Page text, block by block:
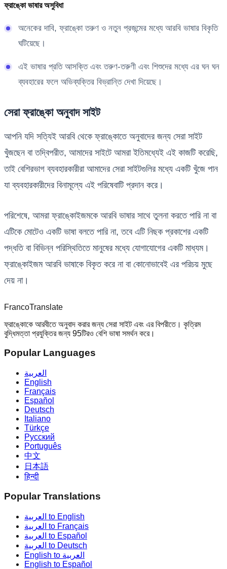
ফ্রাঙ্কো ভাষার অসুবিধা
অনেকের দাবি, ফ্রাঙ্কো তরুণ ও নতুন প্রজন্মের মধ্যে আরবি ভাষার বিকৃতি
ঘটিয়েছে।
এই ভাষার প্রতি আসক্তি এবং তরুণ-তরুণী এবং শিশুদের মধ্যে এর ঘন ঘন
ব্যবহারের ফলে অভিব্যক্তির বিভ্রান্তি দেখা দিয়েছে।
সেরা ফ্রাঙ্কো অনুবাদ সাইট
আপনি যদি সত্যিই আরবি থেকে ফ্রাঙ্কোতে অনুবাদের জন্য সেরা সাইট
খুঁজছেন বা তদ্বিপরীত, আমাদের সাইটে আমরা ইতিমধ্যেই এই কাজটি করেছি,
তাই বেশিরভাগ ব্যবহারকারীরা আমাদের সেরা সাইটগুলির মধ্যে একটি খুঁজে পান
যা ব্যবহারকারীদের বিনামূল্যে এই পরিষেবাটি প্রদান করে।
পরিশেষে, আমরা ফ্রাঙ্কোইজমকে আরবি ভাষার সাথে তুলনা করতে পারি না বা
এটিকে মোটেও একটি ভাষা বলতে পারি না, তবে এটি নিছক প্রকাশের একটি
পদ্ধতি বা বিভিন্ন পরিস্থিতিতে মানুষের মধ্যে যোগাযোগের একটি মাধ্যম।
ফ্রাঙ্কোইজম আরবি ভাষাকে বিকৃত করে না বা কোনোভাবেই এর পরিচয় মুছে
দেয় না।
FrancoTranslate
ফ্রাঙ্কোকে আরবীতে অনুবাদ করার জন্য সেরা সাইট এবং এর বিপরীতে। কৃত্রিম
বুদ্ধিমত্তা প্রযুক্তির জন্য 95টিরও বেশি ভাষা সমর্থন করে।
Popular Languages
العربية
English
Français
Español
Deutsch
Italiano
Türkçe
Русский
Português
中文
日本語
हिन्दी
Popular Translations
العربية to English
العربية to Français
العربية to Español
العربية to Deutsch
English to العربية
English to Español